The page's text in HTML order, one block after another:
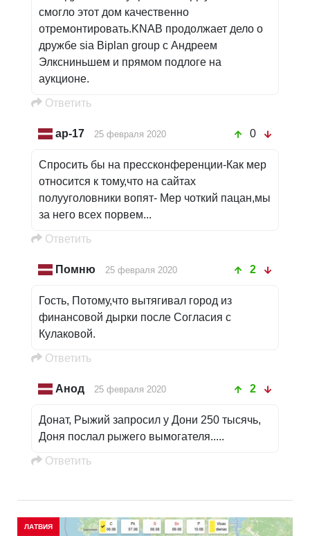
смогло этот дом качественно
отремонтировать.KNAB продолжает дело о
дружбе sia Biplan group с Андреем
Элксниньшем и прямом подлоге на
аукционе.
Oтветить
ар-17 25 февраля 2020 0
Спросить бы на прессконференции-Как мер
относится к тому,что на сайтах
полууголовники вопят- Мер чоткий пацан,мы
за него всех порвем...
Oтветить
Помню 25 февраля 2020 2
Гость, Потому,что вытягивал город из
финансовой дырки после Согласия с
Кулаковой.
Oтветить
Анод 25 февраля 2020 2
Донат, Рыжий запросил у Дони 250 тысячь,
Доня послал рыжего вымогателя.....
Oтветить
ЛАТВИЯ